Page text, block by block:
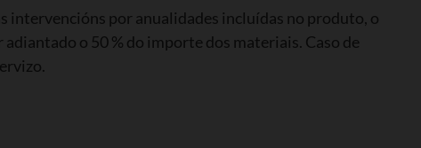
intervencións por anualidades incluídas no produto, o
o 50 % do importe dos materiais. Caso de